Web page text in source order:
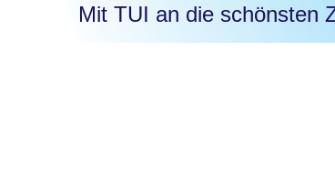
Mit TUI an die schönsten